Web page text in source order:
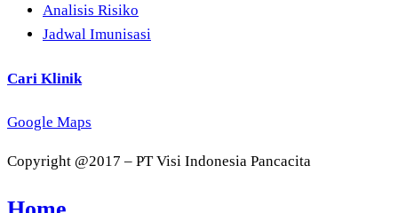
Analisis Risiko
Jadwal Imunisasi
Cari Klinik
Google Maps
Copyright @2017 – PT Visi Indonesia Pancacita